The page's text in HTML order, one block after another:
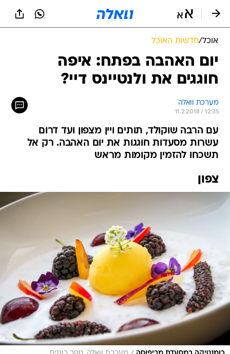
אוכל/חדשות האוכל
יום האהבה בפתח: איפה
חוגגים את ולנטיינס דיי?
מערכת וואלה
11.2.2018 / 12:35
עם הרבה שוקולד, תותים ויין מצפון ועד דרום
עשרות מסעדות חוגגות את יום האהבה. רק אל
תשכחו להזמין מקומות מראש
צפון